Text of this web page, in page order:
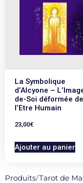
La Symbolique
d’Alcyone –
de-Soi déformée de
l’Etre Humain
23,00€
Ajouter au panier
Produits/Tarot de